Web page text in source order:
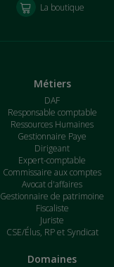
La boutique
Métiers
DAF
Responsable comptable
Ressources Humaines
Gestionnaire Paye
Dirigeant
Expert-comptable
Commissaire aux comptes
Avocat d'affaires
Gestionnaire de patrimoine
Fiscaliste
Juriste
CSE/Élus, RP et Syndicat
Domaines